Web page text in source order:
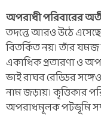
অপরাধী পরিবারের
তদন্তে আরও উঠে
বিতর্কিত নয়। তাঁর যমজ
একাধিক প্রতারণা ও
ভাই রাঘব রেড্ডির
নাম জড়ায়। কৃত্তিকার
অপরাধমূলক পটভূমি